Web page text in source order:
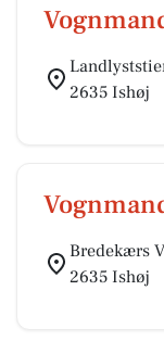
2635 Ishøj
Bredekærs
2635 Ishøj